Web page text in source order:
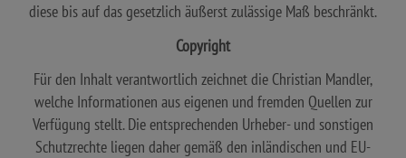
diese bis auf das gesetzlich äußerst zulässige Maß beschränkt.
Copyright
Für den Inhalt verantwortlich zeichnet die Christian Mandler,
welche Informationen aus eigenen und fremden Quellen zur
Verfügung stellt. Die entsprechenden Urheber- und sonstigen
Schutzrechte liegen daher gemäß den inländischen und EU-